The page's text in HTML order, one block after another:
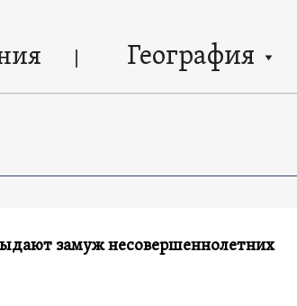
География
замуж несовершеннолетних